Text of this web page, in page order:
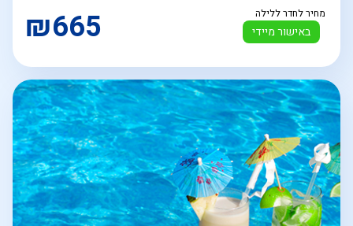
באישור מיידי
מחיר לחדר ללילה ₪665